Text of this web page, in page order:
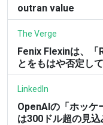
outran value
The Verge
Fenix Flexinは、「
とをもはや否定し
LinkedIn
OpenAIの「ホッケ
は300ドル超の見込